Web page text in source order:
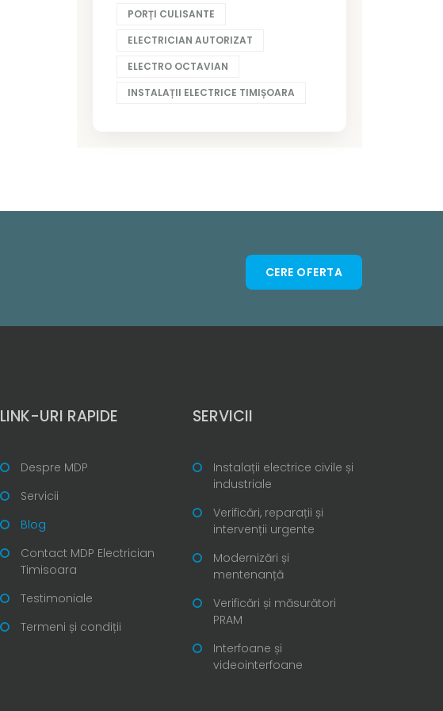
PORȚI CULISANTE
ELECTRICIAN AUTORIZAT
ELECTRO OCTAVIAN
INSTALAȚII ELECTRICE TIMIȘOARA
CERE OFERTA
LINK-URI RAPIDE
Despre MDP
Servicii
Blog
Contact MDP Electrician
Timisoara
Testimoniale
Termeni și condiții
SERVICII
Instalații electrice civile și
industriale
Verificări, reparații și
intervenții urgente
Modernizări și
mentenanță
Verificări și măsurători
PRAM
Interfoane și
videointerfoane